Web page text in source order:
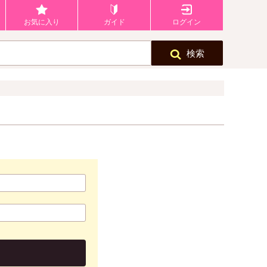
お気に入り ガイド ログイン
検索